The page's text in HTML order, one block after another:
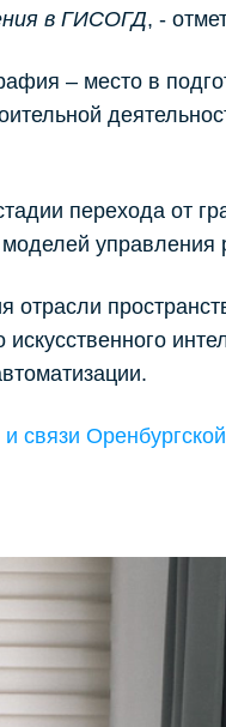
в ГИСОГД, -
– место в
перехода от
управления
отрасли
искусственного
связи